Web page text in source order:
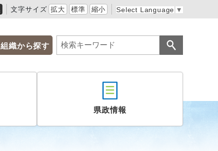
文字サイズ 拡大 標準 縮小 Select Language ▼
組織から探す
県政情報